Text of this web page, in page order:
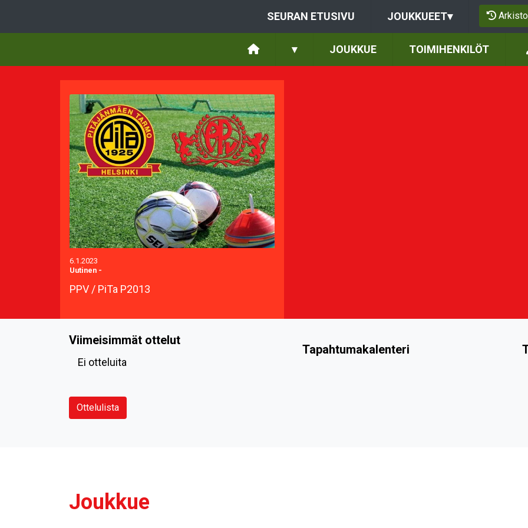
SEURAN ETUSIVU JOUKKUEET▾ Arkisto
▾ JOUKKUE TOIMIHENKILÖT
6.1.2023
Uutinen -
PPV / PiTa P2013
Viimeisimmät ottelut
Ei otteluita
Ottelulista
Tapahtumakalenteri
Joukkue